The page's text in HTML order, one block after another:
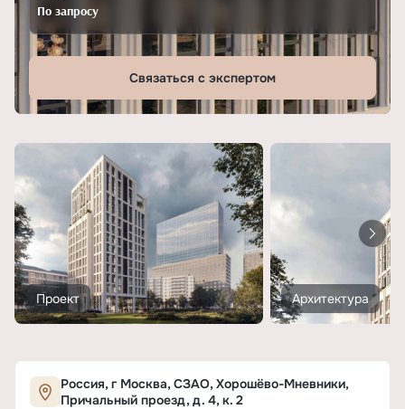
По запросу
Связаться с экспертом
Проект Архитектура
Россия, г Москва, СЗАО, Хорошёво-Мневники,
Причальный проезд, д. 4, к. 2